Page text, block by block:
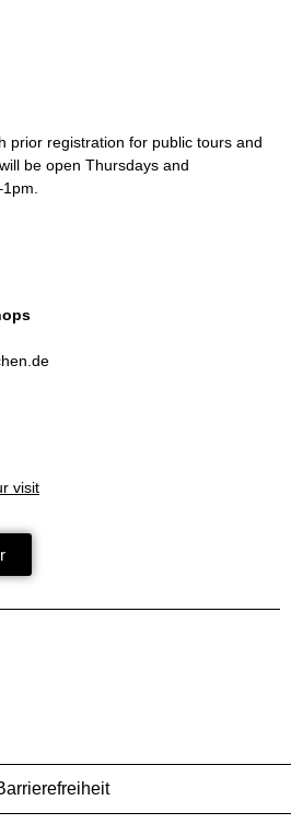
prior registration for public tours and
be open Thursdays and
visit